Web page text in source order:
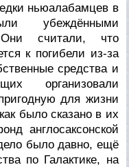
ньюалабамцев в
убеждёнными
Они считали, что
к погибели из-за
средства и
организовали
для жизни
было сказано в их
англосаксонской
было давно, ещё
по Галактике, на